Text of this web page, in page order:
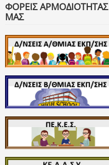
ΦΟΡΕΙΣ ΑΡΜΟΔΙΟΤΗΤΑΣ
ΜΑΣ